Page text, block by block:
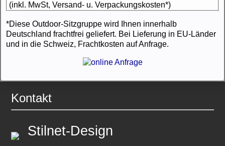
(inkl. MwSt, Versand- u. Verpackungskosten*)
*Diese Outdoor-Sitzgruppe wird Ihnen innerhalb
Deutschland frachtfrei geliefert. Bei Lieferung in EU-Länder
und in die Schweiz, Frachtkosten auf Anfrage.
Kontakt
Stilnet-Design